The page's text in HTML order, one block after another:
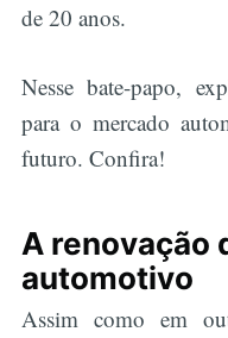
de 20 anos.
Nesse bate-papo,
para o mercado
futuro. Confira!
A renovação
automotivo
Assim como em